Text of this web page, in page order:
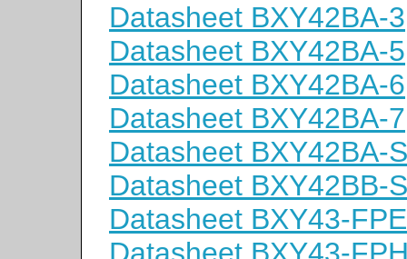
Datasheet BXY42BA-3
Datasheet BXY42BA-5
Datasheet BXY42BA-6
Datasheet BXY42BA-7
Datasheet BXY42BA-S
Datasheet BXY42BB-S
Datasheet BXY43-